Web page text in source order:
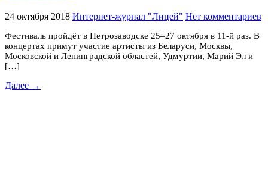
24 октября 2018 Интернет-журнал "Лицей" Нет комментариев
Фестиваль пройдёт в Петрозаводске 25–27 октября в 11-й раз. В
концертах примут участие артисты из Беларуси, Москвы,
Московской и Ленинградской областей, Удмуртии, Марий Эл и
[…]
Далее →